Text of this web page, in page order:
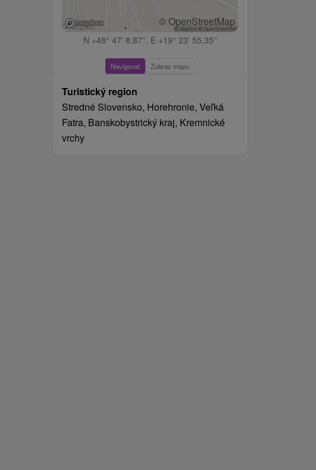
© OpenStreetMap
N +48° 47' 8.87'', E +19° 23' 55.35''
Navigovat Zobraz mapu
Turistický region
Stredné Slovensko, Horehronie, Veľká
Fatra, Banskobystrický kraj, Kremnické
vrchy